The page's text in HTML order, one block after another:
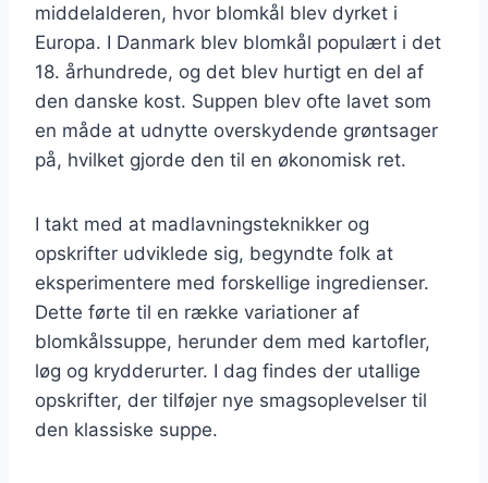
middelalderen, hvor blomkål blev dyrket i
Europa. I Danmark blev blomkål populært i det
18. århundrede, og det blev hurtigt en del af
den danske kost. Suppen blev ofte lavet som
en måde at udnytte overskydende grøntsager
på, hvilket gjorde den til en økonomisk ret.
I takt med at madlavningsteknikker og
opskrifter udviklede sig, begyndte folk at
eksperimentere med forskellige ingredienser.
Dette førte til en række variationer af
blomkålssuppe, herunder dem med kartofler,
løg og krydderurter. I dag findes der utallige
opskrifter, der tilføjer nye smagsoplevelser til
den klassiske suppe.